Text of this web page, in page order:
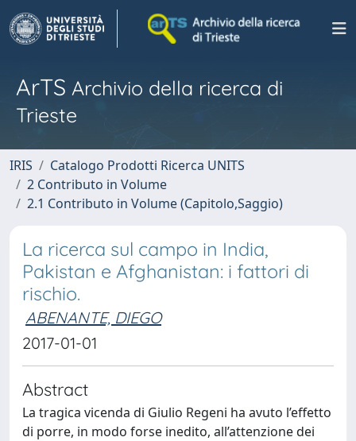
ArTS Archivio della ricerca di
Trieste
IRIS
Catalogo Prodotti Ricerca UNITS
2 Contributo in Volume
2.1 Contributo in Volume (Capitolo,Saggio)
La ricerca sul campo in India,
Pakistan e Afghanistan: i fattori di
rischio.
ABENANTE, DIEGO
2017-01-01
Abstract
La tragica vicenda di Giulio Regeni ha avuto l’effetto
di porre, in modo forse inedito, all’attenzione dei